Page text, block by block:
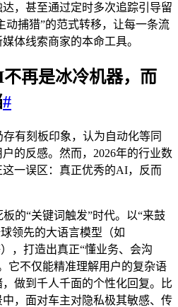
，甚至通过定时多次追踪引导留
动捕猎”的范式转移，让每一条流
体线索商家的本命工具。
再是冰冷机器，而
#
有刻板印象，认为自动化等同
的反感。然而，2026年的行业数
一误区：真正优秀的AI，反而
的“关键词触发”时代。以“来鼓
领先的大语言模型（如
），打造出真正“懂业务、会沟
它不仅能精准理解用户的复杂语
做到千人千面的个性化回复。比
，面对车主对隐私极其敏感、传